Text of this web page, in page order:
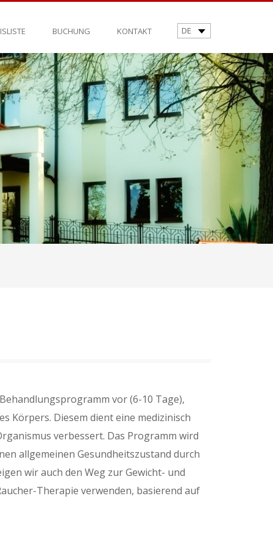
BUCHUNG KONTAKT DE
vor (6-10 Tage),
Körpers. Diesem dient eine medizinisch
verbessert. Das Programm wird
allgemeinen Gesundheitszustand durch
wir auch den Weg zur Gewicht- und
Therapie verwenden, basierend auf